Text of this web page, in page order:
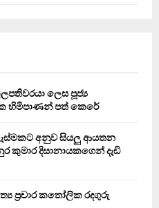
H
ලෙස පූජ්‍ය
හිමිපාණන් පත් කෙරේ
අනුව සියලු ආයතන
කුමාර දිසානායකගෙන් දැඩි
ප්‍රචාර කතෝලික රදගුරු